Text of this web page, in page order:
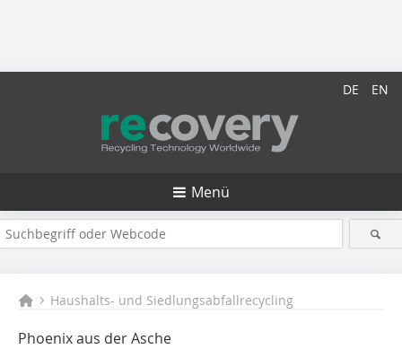
DE EN
Menü
Haushalts- und Siedlungsabfallrecycling
Phoenix aus der Asche